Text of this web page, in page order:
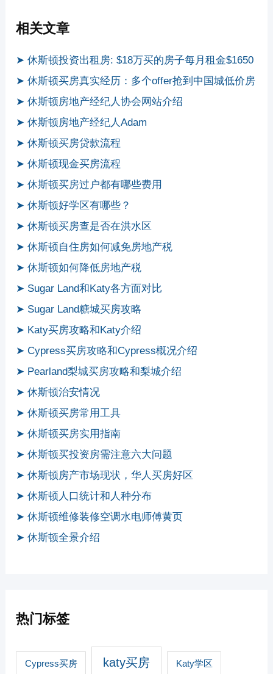
相关文章
➤ 休斯顿投资出租房: $18万买的房子每月租金$1650
➤ 休斯顿买房真实经历：多个offer抢到中国城低价房
➤ 休斯顿房地产经纪人协会网站介绍
➤ 休斯顿房地产经纪人Adam
➤ 休斯顿买房贷款流程
➤ 休斯顿现金买房流程
➤ 休斯顿买房过户都有哪些费用
➤ 休斯顿好学区有哪些？
➤ 休斯顿买房查是否在洪水区
➤ 休斯顿自住房如何减免房地产税
➤ 休斯顿如何降低房地产税
➤ Sugar Land和Katy各方面对比
➤ Sugar Land糖城买房攻略
➤ Katy买房攻略和Katy介绍
➤ Cypress买房攻略和Cypress概况介绍
➤ Pearland梨城买房攻略和梨城介绍
➤ 休斯顿治安情况
➤ 休斯顿买房常用工具
➤ 休斯顿买房实用指南
➤ 休斯顿买投资房需注意六大问题
➤ 休斯顿房产市场现状，华人买房好区
➤ 休斯顿人口统计和人种分布
➤ 休斯顿维修装修空调水电师傅黄页
➤ 休斯顿全景介绍
热门标签
Cypress买房 katy买房 Katy学区